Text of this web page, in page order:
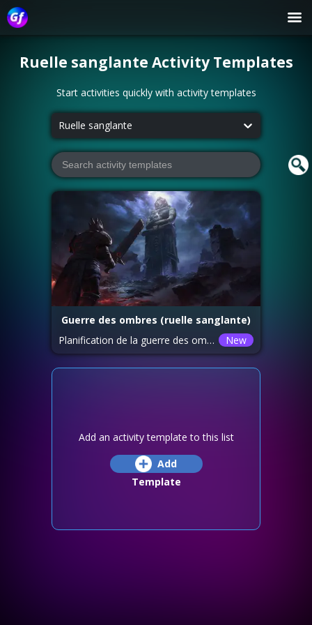
Ruelle sanglante Activity Templates
Start activities quickly with activity templates
Ruelle sanglante
Guerre des ombres (ruelle sanglante)
Planification de la guerre des ombres les jeudi et samedi à 19h30 (heure du serveur)
New
Add an activity template to this list
Add
Template